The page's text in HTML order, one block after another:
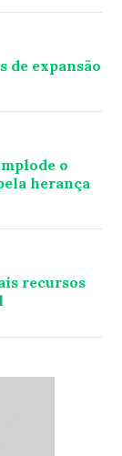
de expansão
o
herança
recursos